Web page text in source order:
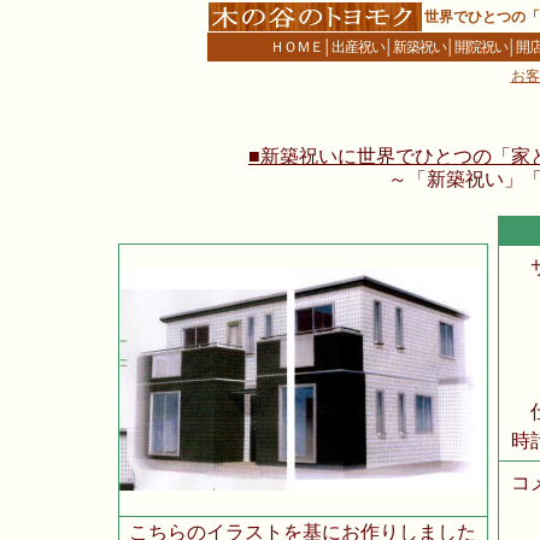
世界でひとつの
ＨＯＭＥ │出産祝い│新築祝い│開院祝い│開
お
■新築祝いに世界でひとつの「
～「新築祝い」
こちらのイラストを基にお作りしました
時
コ